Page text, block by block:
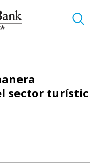
sector turístic